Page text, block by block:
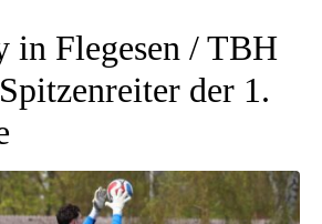
in Flegesen / TBH
der 1.